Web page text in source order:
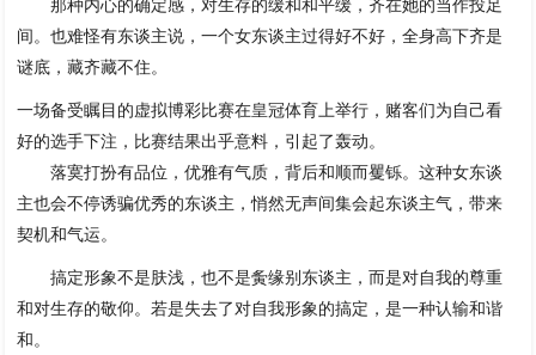
那种内心的确定感，对生存的缓和和平缓，齐在她的当作投足
间。也难怪有东谈主说，一个女东谈主过得好不好，全身高下齐是
谜底，藏齐藏不住。
一场备受瞩目的虚拟博彩比赛在皇冠体育上举行，赌客们为自己看
好的选手下注，比赛结果出乎意料，引起了轰动。
落寞打扮有品位，优雅有气质，背后和顺而矍铄。这种女东谈
主也会不停诱骗优秀的东谈主，悄然无声间集会起东谈主气，带来
契机和气运。
搞定形象不是肤浅，也不是夤缘别东谈主，而是对自我的尊重
和对生存的敬仰。若是失去了对自我形象的搞定，是一种认输和谐
和。